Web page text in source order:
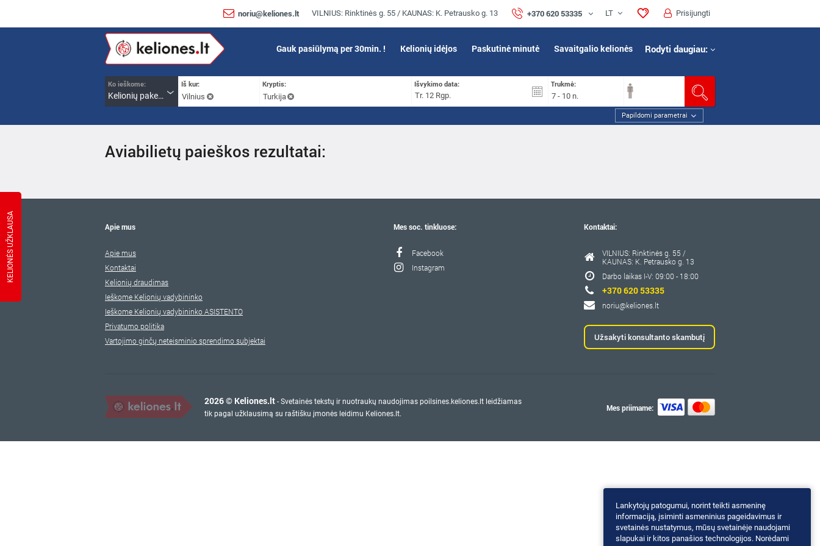
noriu@keliones.lt VILNIUS: Rinktinės g. 55 / KAUNAS: K. Petrausko g. 13 +370 620 53335 LT Prisijungti
Gauk pasiūlymą per 30min. ! Kelionių idėjos Paskutinė minutė Savaitgalio kelionės Rodyti daugiau:
Ko ieškome:
Kelionių paketai
Iš kur:
Vilnius
Kryptis:
Turkija
Išvykimo data:
Trukmė:
7 - 10 n.
Papildomi parametrai
Aviabilietų paieškos rezultatai:
Apie mus
Apie mus
Kontaktai
Kelionių draudimas
Ieškome Kelionių vadybininko
Ieškome Kelionių vadybininko ASISTENTO
Privatumo politika
Vartojimo ginčų neteisminio sprendimo subjektai
Mes soc. tinkluose:
Facebook
Instagram
Kontaktai:
VILNIUS: Rinktinės g. 55 /
KAUNAS: K. Petrausko g. 13
Darbo laikas I-V: 09:00 - 18:00
+370 620 53335
noriu@keliones.lt
Užsakyti konsultanto skambutį
2026 © Keliones.lt - Svetainės tekstų ir nuotraukų naudojimas poilsines.keliones.lt leidžiamas
tik pagal užklausimą su raštišku įmonės leidimu Keliones.lt.
Mes priimame:
Lankytojų patogumui, norint teikti asmeninę
informaciją, įsiminti asmeninius pageidavimus ir
svetainės nustatymus, mūsų svetainėje naudojami
slapukai ir kitos panašios technologijos. Norėdami
KELIONĖS UŽKLAUSA